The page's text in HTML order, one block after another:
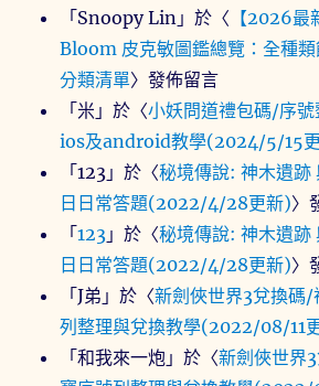
「Snoopy Lin 」於〈 【2026
Bloom 皮克敏圖鑑總覽：全種
分類清單〉發佈留言
「米 」於〈小妖問道禮包碼/序
ios及android教學(2024/5/15
「123 」於〈秘境傳說: 神木遺跡
日日常答題(2022/4/28更新)〉
「123 」於〈秘境傳說: 神木遺跡
日日常答題(2022/4/28更新)〉
「J弟 」於〈新劍俠世界3兌換碼
列整理與兌換教學(2022/08/11
「和我來一炮 」於〈新劍俠世界